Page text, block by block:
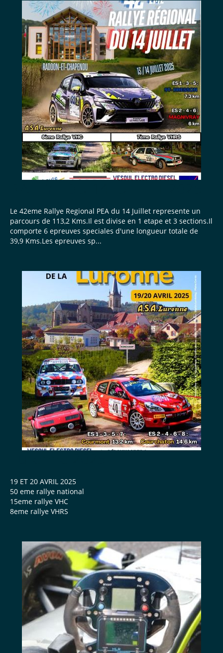
Le 42eme Rallye Regional PEA du 14 Juillet represente un
parcours de 113,2 Kms.Il est divise en 1 etape et 3 sections.Il
comporte 6 epreuves speciales d'une longueur totale de
39,9 Kms.Les epreuves sp...
19 ET 20 AVRIL 2025
50 eme rallye national
15eme rallye VHC
8eme rallye VHRS